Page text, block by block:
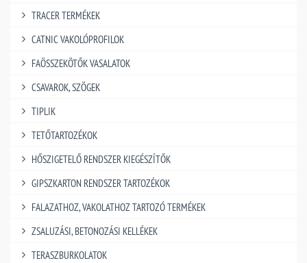
TRACER TERMÉKEK
CATNIC VAKOLÓPROFILOK
FAÖSSZEKÖTŐK VASALATOK
CSAVAROK, SZÖGEK
TIPLIK
TETŐTARTOZÉKOK
HŐSZIGETELŐ RENDSZER KIEGÉSZÍTŐK
GIPSZKARTON RENDSZER TARTOZÉKOK
FALAZATHOZ, VAKOLATHOZ TARTOZÓ TERMÉKEK
ZSALUZÁSI, BETONOZÁSI KELLÉKEK
TERASZBURKOLATOK